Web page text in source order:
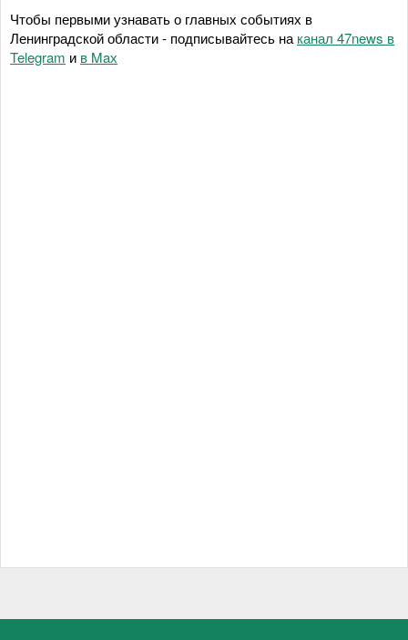
Чтобы первыми узнавать о главных событиях в
Ленинградской области - подписывайтесь на канал 47news в
Telegram и в Maх